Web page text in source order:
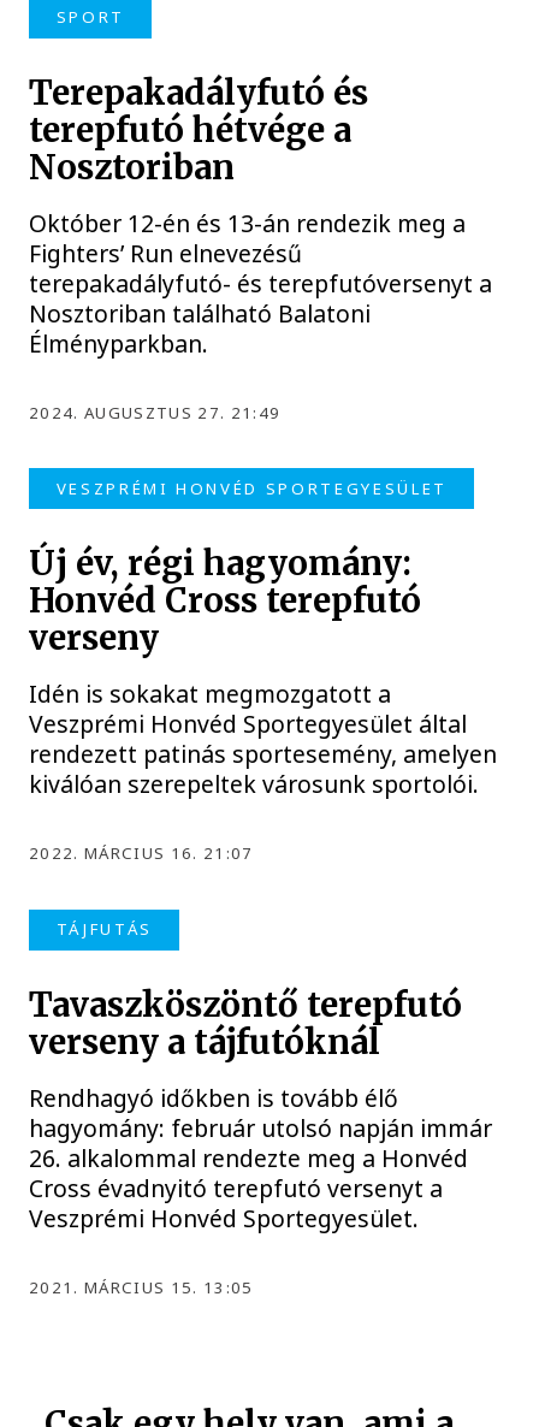
SPORT
Terepakadályfutó és
terepfutó hétvége a
Nosztoriban
Október 12-én és 13-án rendezik meg a
Fighters’ Run elnevezésű
terepakadályfutó- és terepfutóversenyt a
Nosztoriban található Balatoni
Élményparkban.
2024. AUGUSZTUS 27. 21:49
VESZPRÉMI HONVÉD SPORTEGYESÜLET
Új év, régi hagyomány:
Honvéd Cross terepfutó
verseny
Idén is sokakat megmozgatott a
Veszprémi Honvéd Sportegyesület által
rendezett patinás sportesemény, amelyen
kiválóan szerepeltek városunk sportolói.
2022. MÁRCIUS 16. 21:07
TÁJFUTÁS
Tavaszköszöntő terepfutó
verseny a tájfutóknál
Rendhagyó időkben is tovább élő
hagyomány: február utolsó napján immár
26. alkalommal rendezte meg a Honvéd
Cross évadnyitó terepfutó versenyt a
Veszprémi Honvéd Sportegyesület.
2021. MÁRCIUS 15. 13:05